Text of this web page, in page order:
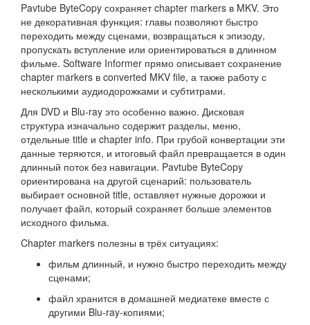
Pavtube ByteCopy сохраняет chapter markers в MKV. Это
не декоративная функция: главы позволяют быстро
переходить между сценами, возвращаться к эпизоду,
пропускать вступление или ориентироваться в длинном
фильме. Software Informer прямо описывает сохранение
chapter markers в converted MKV file, а также работу с
несколькими аудиодорожками и субтитрами.
Для DVD и Blu-ray это особенно важно. Дисковая
структура изначально содержит разделы, меню,
отдельные title и chapter info. При грубой конвертации эти
данные теряются, и итоговый файл превращается в один
длинный поток без навигации. Pavtube ByteCopy
ориентирована на другой сценарий: пользователь
выбирает основной title, оставляет нужные дорожки и
получает файл, который сохраняет больше элементов
исходного фильма.
Chapter markers полезны в трёх ситуациях:
фильм длинный, и нужно быстро переходить между
сценами;
файл хранится в домашней медиатеке вместе с
другими Blu-ray-копиями;